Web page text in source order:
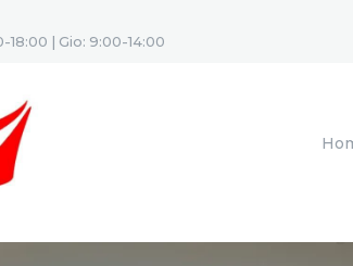
18:00 | Gio: 9:00-14:00